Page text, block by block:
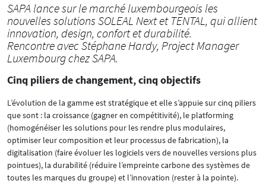
SAPA lance sur le marché luxembourgeois les
nouvelles solutions SOLEAL Next et TENTAL, qui allient
innovation, design, confort et durabilité.
Rencontre avec Stéphane Hardy, Project Manager
Luxembourg chez SAPA.
Cinq piliers de changement, cinq objectifs
L’évolution de la gamme est stratégique et elle s’appuie sur cinq piliers
que sont : la croissance (gagner en compétitivité), le platforming
(homogénéiser les solutions pour les rendre plus modulaires,
optimiser leur composition et leur processus de fabrication), la
digitalisation (faire évoluer les logiciels vers de nouvelles versions plus
pointues), la durabilité (réduire l’empreinte carbone des systèmes de
toutes les marques du groupe) et l’innovation (rester à la pointe).